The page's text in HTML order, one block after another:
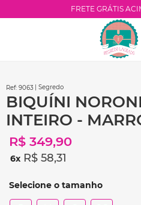
FRETE GRÁTIS
: 9063 | Segredo
BIQUÍNI
INTEIRO -
R$ 349,90
6 R$ 58,31